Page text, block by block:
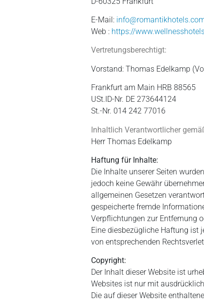
E-Mail:
Web : https://
Vertretungsberechtigt:
Vorstand: Thomas Edelkamp
Frankfurt am Main HRB 88565
USt.ID-Nr. DE 273644124
St.-Nr. 014 242 77016
Inhaltlich Verantwortlicher
Herr Thomas Edelkamp
Haftung für Inhalte:
Die Inhalte unserer Seiten
jedoch keine Gewähr
allgemeinen Gesetzen
gespeicherte fremde
Verpflichtungen zur Entfernung
Eine diesbezügliche Haftung ist
von entsprechenden
Copyright:
Der Inhalt dieser Website ist
Websites ist nur mit
Die auf dieser Website